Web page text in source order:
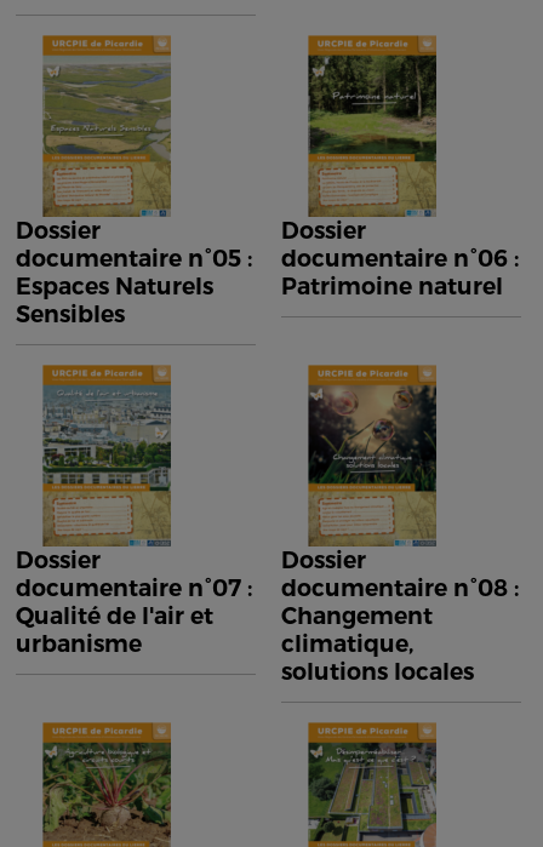
Dossier
documentaire n°05 :
Espaces Naturels
Sensibles
Dossier
documentaire n°06 :
Patrimoine naturel
Dossier
documentaire n°07 :
Qualité de l'air et
urbanisme
Dossier
documentaire n°08 :
Changement
climatique,
solutions locales